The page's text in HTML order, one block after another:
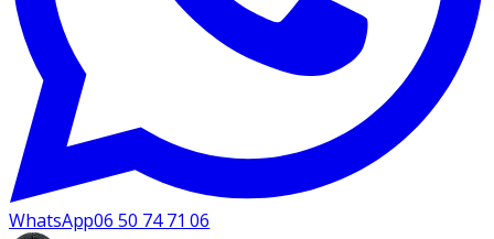
WhatsApp06 50 74 71 06